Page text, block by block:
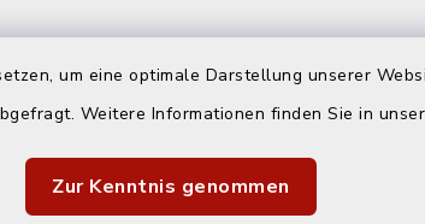
um eine optimale Darstellung unserer
Weitere Informationen finden Sie in
Zur Kenntnis genommen